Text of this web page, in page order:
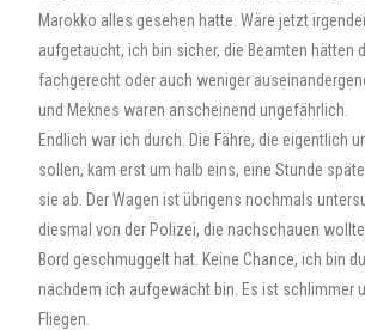
Marokko alles gesehen hatte. Wäre jetzt
aufgetaucht, ich bin sicher, die Beamten hätten
fachgerecht oder auch weniger
und Meknes waren anscheinend ungefährlich.
Endlich war ich durch. Die Fähre, die eigentlich
sollen, kam erst um halb eins, eine Stunde
sie ab. Der Wagen ist übrigens nochmals
diesmal von der Polizei, die nachschauen
Bord geschmuggelt hat. Keine Chance, ich bin
nachdem ich aufgewacht bin. Es ist schlimmer
Fliegen.